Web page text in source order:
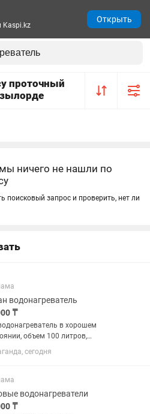
проточный
ничего не нашли по
поисковый запрос и проверить, нет ли
водонагреватель
₸
в хорошем
объем 100 литров,
сегодня
водонагреватели
₸
Kaspi.kz
Открыть